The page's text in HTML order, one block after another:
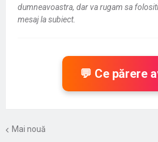
dumneavoastra, dar va rugam sa
mesaj la subiect.
💬 Ce părere
Mai nouă